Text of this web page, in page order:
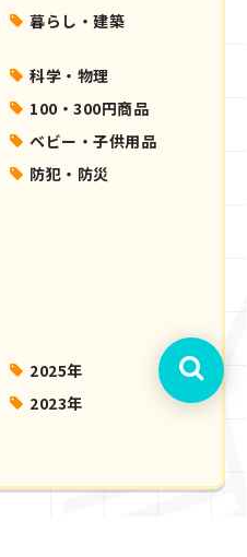
暮らし・建築
科学・物理
100・300円商品
ベビー・子供用品
防犯・防災
2025年
2023年